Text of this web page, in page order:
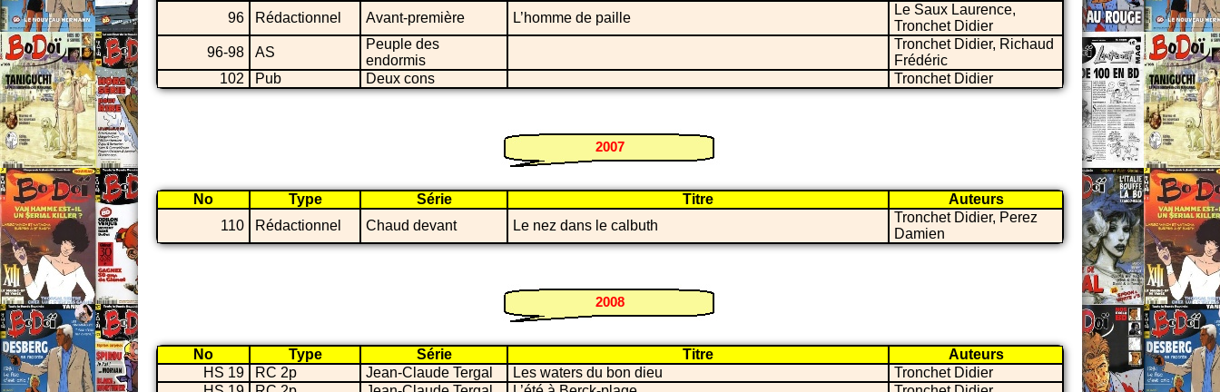
96
Rédactionnel Avant-première L’homme de paille
Le Saux Laurence,
Tronchet Didier
96-98
AS
Peuple des
endormis
Tronchet Didier, Richaud
Frédéric
102
Pub Deux cons Tronchet Didier
2007
No Type Série Titre
Auteurs
110
Rédactionnel Chaud devant Le nez dans le calbuth
Tronchet Didier, Perez
Damien
2008
No Type Série Titre
Auteurs
HS 19
RC 2p Jean-Claude Tergal Les waters du bon dieu
Tronchet Didier